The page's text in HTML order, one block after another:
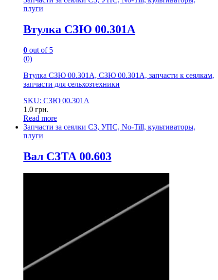
плуги
Втулка СЗЮ 00.301А
0 out of 5
(0)
Втулка СЗЮ 00.301А, СЗЮ 00.301А, запчасти к сеялкам,
запчасти для сельхозтехники
SKU: СЗЮ 00.301А
1.0 грн.
Read more
Запчасти за сеялки СЗ, УПС, No-Till, культиваторы,
плуги
Вал СЗТА 00.603